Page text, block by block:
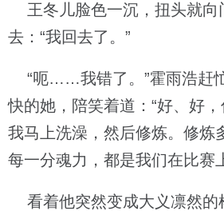
王冬儿脸色一沉，扭头就向
去：“我回去了。”
“呃……我错了。”霍雨浩赶
快的她，陪笑着道：“好、好，
我马上洗澡，然后修炼。修炼
每一分魂力，都是我们在比赛
看着他突然变成大义凛然的